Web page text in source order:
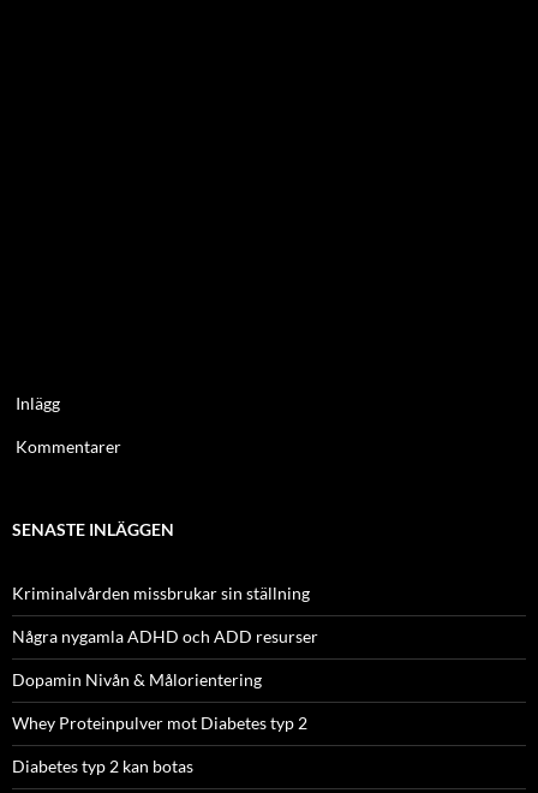
Inlägg
Kommentarer
SENASTE INLÄGGEN
Kriminalvården missbrukar sin ställning
Några nygamla ADHD och ADD resurser
Dopamin Nivån & Målorientering
Whey Proteinpulver mot Diabetes typ 2
Diabetes typ 2 kan botas